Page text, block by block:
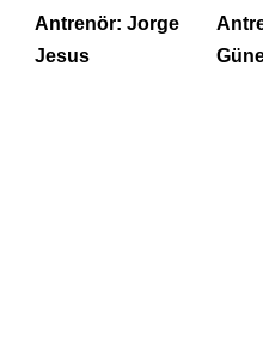
Antrenör: Jorge
Jesus